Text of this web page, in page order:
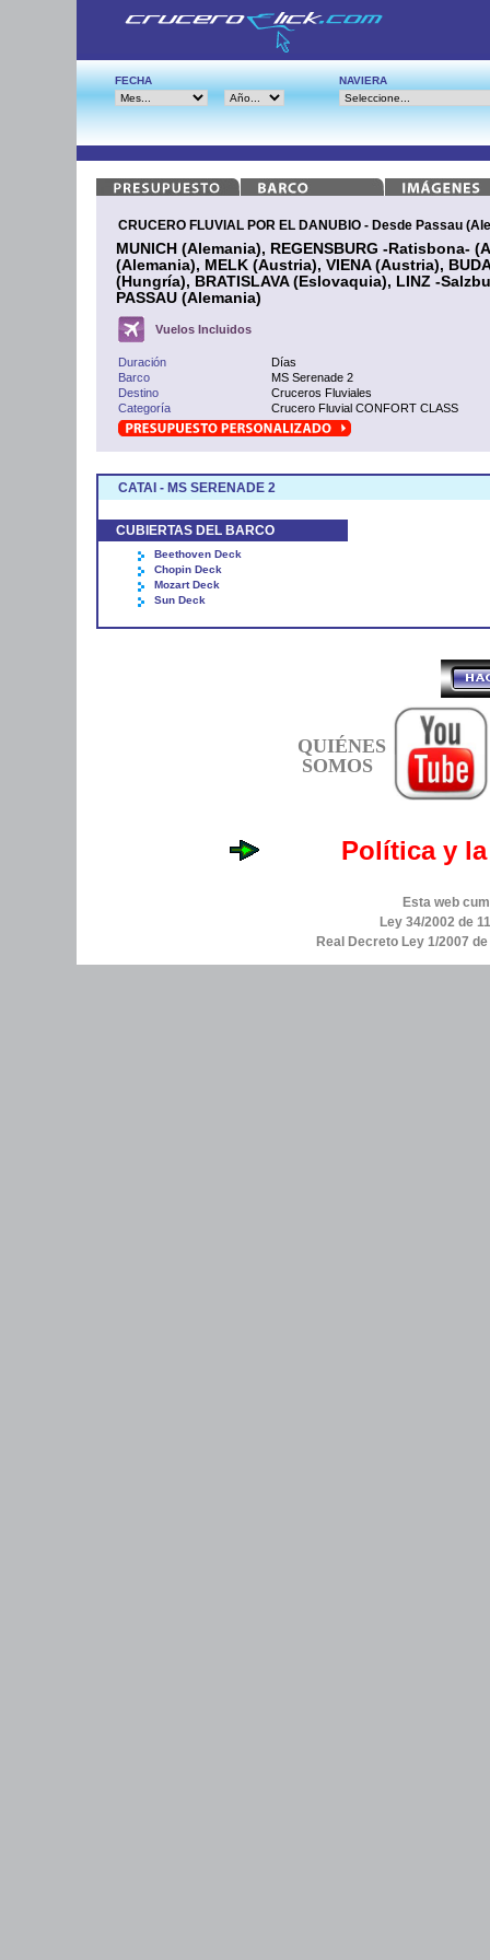
FECHA NAVIERA
CRUCERO FLUVIAL POR EL DANUBIO - Desde Passau
MUNICH (Alemania), REGENSBURG -Ratisbona-
(Alemania), MELK (Austria), VIENA (Austria),
(Hungría), BRATISLAVA (Eslovaquia), LINZ -
PASSAU (Alemania)
Vuelos Incluidos
Duración
Días
Barco
MS Serenade 2
Destino
Cruceros Fluviales
Categoría
Crucero Fluvial CONFORT CLASS
CATAI - MS SERENADE 2
CUBIERTAS DEL BARCO
Beethoven Deck
Chopin Deck
Mozart Deck
Sun Deck
QUIÉNES
SOMOS
Política y
Esta web
Ley 34/2002 de
Real Decreto Ley 1/2007